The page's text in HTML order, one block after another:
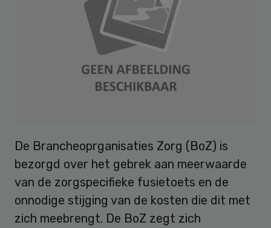
De Brancheoprganisaties Zorg (BoZ) is
bezorgd over het gebrek aan meerwaarde
van de zorgspecifieke fusietoets en de
onnodige stijging van de kosten die dit met
zich meebrengt. De BoZ zegt zich